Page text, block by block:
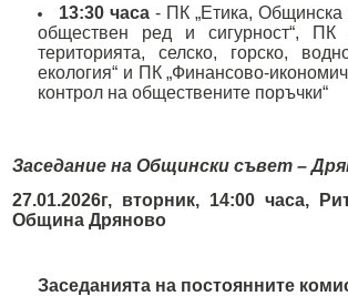
Спорт и младежки дейности
Проекти по европейски програми
Управление при кризи, обществен ред и
BG05SFPR001-1.004-0019-C01 „Утвърждаване
образование в община Дряново“
13:30 часа- ПК „Етика, Общинска
обществен ред и сигурност“, ПК
територията, селско, горско,
екология“ и ПК „Финансово-
контрол на обществените поръчки“
Заседание на Общински съвет –
27.01.2026г, вторник, 14:00 часа,
Община Дряново
Заседанията на постоянните
Търгове, конкурси и концесии
Културен календар
Мнения на гражданите